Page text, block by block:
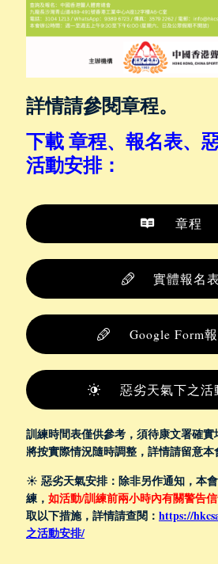
詳情請參閱章程。
下載章程、報名表、
活動安排：
章程
實體報名表
Google Form
惡劣天氣下之活
訓練時間表僅供參考，須待康文署確
將按實際情況隨時調整，詳情請留意本
☀️ 惡劣天氣安排：除非另作通知，本
練， 如活動/訓練前兩小時內有關警告
取以下措施，詳情請查閱： https://
之活動安排/